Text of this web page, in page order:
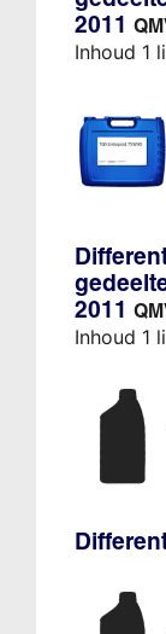
2011
Inhoud 1
2011
Inhoud 1